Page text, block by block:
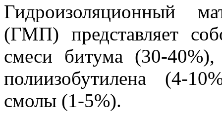
Гидроизоляционный
(ГМП) представляет
смеси битума (30-
полиизобутилена (4-
смолы (1-5%).